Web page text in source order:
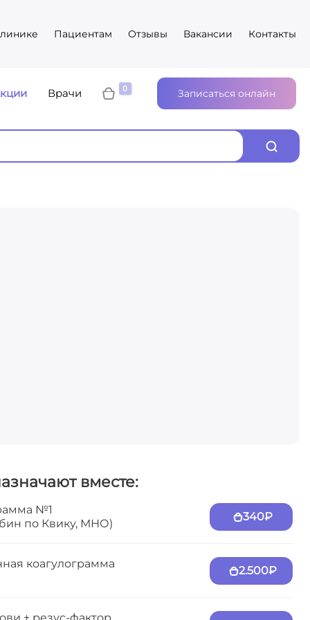
Пациентам Отзывы Вакансии Контакты
Врачи Записаться онлайн
вместе:
№1
по Квику, МНО)
340₽
коагулограмма
2.500₽
+ резус-фактор